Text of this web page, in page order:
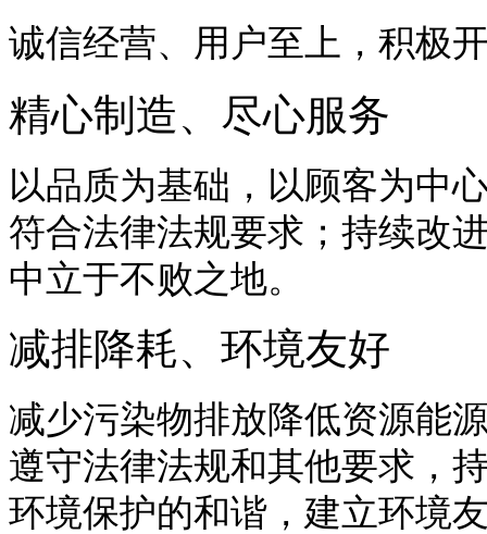
诚信经营、用户至上，积极
精心制造、尽心服务
以品质为基础，以顾客为中
符合法律法规要求；持续改
中立于不败之地。
减排降耗、环境友好
减少污染物排放降低资源能
遵守法律法规和其他要求，
环境保护的和谐，建立环境